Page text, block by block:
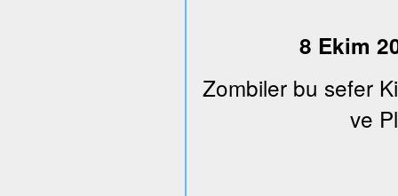
8 Ekim
Zombiler bu sefer
ve